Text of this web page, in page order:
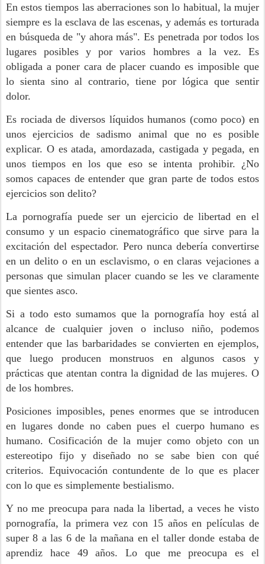
En estos tiempos las aberraciones son lo habitual, la mujer
siempre es la esclava de las escenas, y además es torturada
en búsqueda de "y ahora más". Es penetrada por todos los
lugares posibles y por varios hombres a la vez. Es
obligada a poner cara de placer cuando es imposible que
lo sienta sino al contrario, tiene por lógica que sentir
dolor.
Es rociada de diversos líquidos humanos (como poco) en
unos ejercicios de sadismo animal que no es posible
explicar. O es atada, amordazada, castigada y pegada, en
unos tiempos en los que eso se intenta prohibir. ¿No
somos capaces de entender que gran parte de todos estos
ejercicios son delito?
La pornografía puede ser un ejercicio de libertad en el
consumo y un espacio cinematográfico que sirve para la
excitación del espectador. Pero nunca debería convertirse
en un delito o en un esclavismo, o en claras vejaciones a
personas que simulan placer cuando se les ve claramente
que sientes asco.
Si a todo esto sumamos que la pornografía hoy está al
alcance de cualquier joven o incluso niño, podemos
entender que las barbaridades se convierten en ejemplos,
que luego producen monstruos en algunos casos y
prácticas que atentan contra la dignidad de las mujeres. O
de los hombres.
Posiciones imposibles, penes enormes que se introducen
en lugares donde no caben pues el cuerpo humano es
humano. Cosificación de la mujer como objeto con un
estereotipo fijo y diseñado no se sabe bien con qué
criterios. Equivocación contundente de lo que es placer
con lo que es simplemente bestialismo.
Y no me preocupa para nada la libertad, a veces he visto
pornografía, la primera vez con 15 años en películas de
super 8 a las 6 de la mañana en el taller donde estaba de
aprendiz hace 49 años. Lo que me preocupa es el